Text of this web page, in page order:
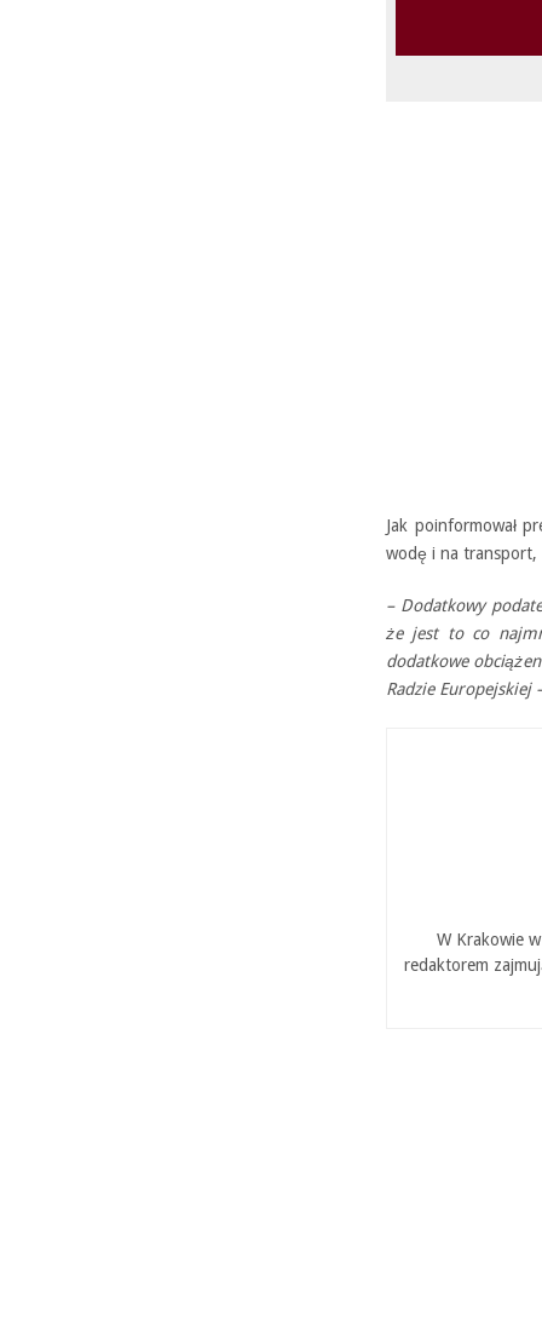
Jak poinformował
wodę i na transport,
– Dodatkowy
że jest to co
dodatkowe
Radzie Europejskiej
W Krakowie
redaktorem